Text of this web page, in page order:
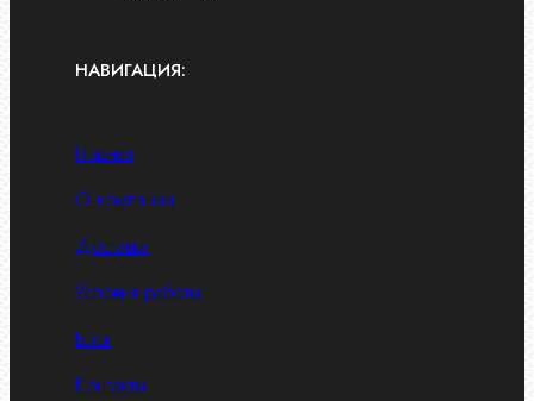
НАВИГАЦИЯ:
Главная
О компании
Доставка
Условия работы
Блог
Контакты